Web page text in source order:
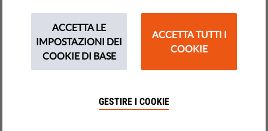
promessa o alla fine fanno più male che bene?
by Anna Ackermann
ACCETTA LE
IMPOSTAZIONI DEI
COOKIE DI BASE
ACCETTA TUTTI I
COOKIE
GESTIRE I COOKIE